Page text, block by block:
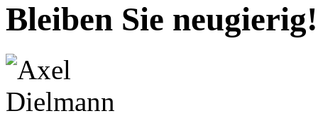
Bleiben Sie neugierig!